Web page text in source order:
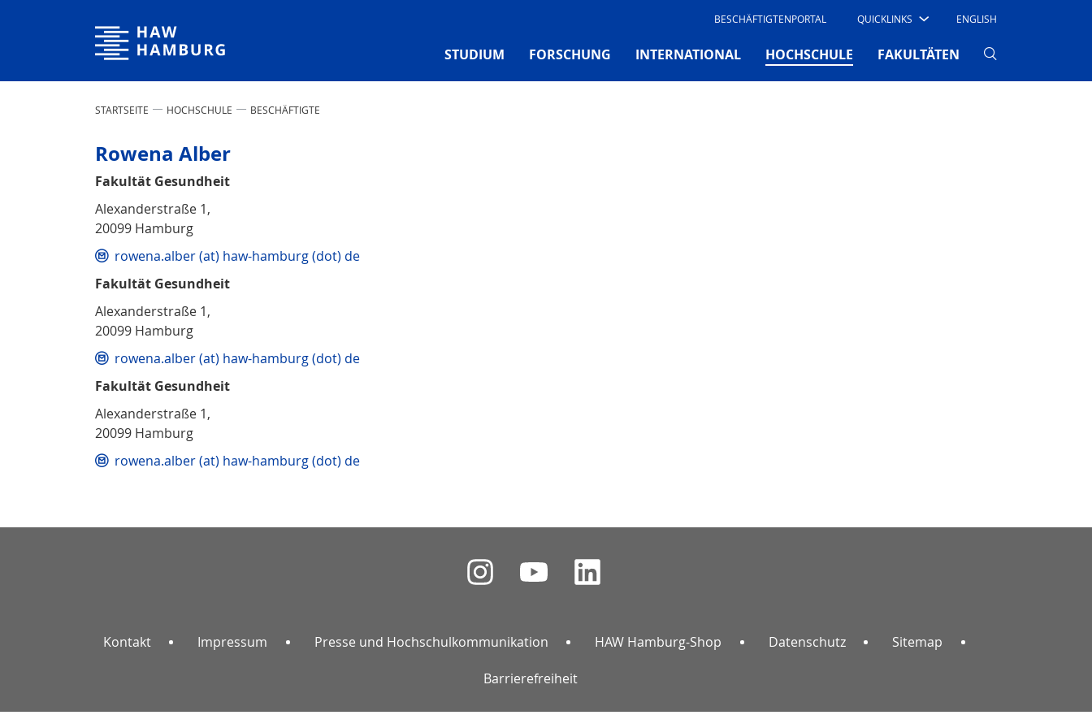
Hochschule für Angewandte Wissenschaften Hamburg BESCHÄFTIGTENPORTAL QUICKLINKS ENGLISH
STUDIUM FORSCHUNG INTERNATIONAL HOCHSCHULE (CURRENT)
FAKULTÄTEN
STARTSEITE HOCHSCHULE BESCHÄFTIGTE
Rowena Alber
Fakultät Gesundheit
Alexanderstraße 1,
20099 Hamburg
rowena.alber (at) haw-hamburg (dot) de
Fakultät Gesundheit
Alexanderstraße 1,
20099 Hamburg
rowena.alber (at) haw-hamburg (dot) de
Fakultät Gesundheit
Alexanderstraße 1,
20099 Hamburg
rowena.alber (at) haw-hamburg (dot) de
Kontakt Impressum Presse und Hochschulkommunikation HAW Hamburg-Shop Datenschutz Sitemap
Barrierefreiheit